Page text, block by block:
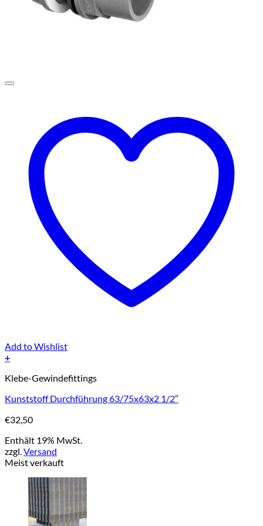
Add to Wishlist
+
Klebe-Gewindefittings
Kunststoff Durchführung 63/75x63x2 1/2″
€32,50
Enthält 19% MwSt.
zzgl.Versand
Meist verkauft